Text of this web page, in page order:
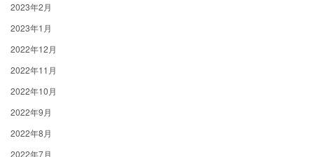
2023年2月
2023年1月
2022年12月
2022年11月
2022年10月
2022年9月
2022年8月
2022年7月